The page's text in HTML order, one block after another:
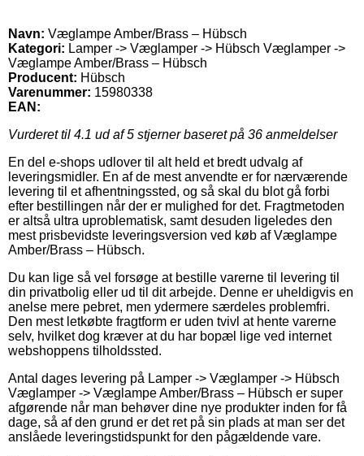
Navn: Væglampe Amber/Brass – Hübsch
Kategori: Lamper -> Væglamper -> Hübsch Væglamper ->
Væglampe Amber/Brass – Hübsch
Producent: Hübsch
Varenummer: 15980338
EAN:
Vurderet til 4.1 ud af 5 stjerner baseret på 36 anmeldelser
En del e-shops udlover til alt held et bredt udvalg af
leveringsmidler. En af de mest anvendte er for nærværende
levering til et afhentningssted, og så skal du blot gå forbi
efter bestillingen når der er mulighed for det. Fragtmetoden
er altså ultra uproblematisk, samt desuden ligeledes den
mest prisbevidste leveringsversion ved køb af Væglampe
Amber/Brass – Hübsch.
Du kan lige så vel forsøge at bestille varerne til levering til
din privatbolig eller ud til dit arbejde. Denne er uheldigvis en
anelse mere pebret, men ydermere særdeles problemfri.
Den mest letkøbte fragtform er uden tvivl at hente varerne
selv, hvilket dog kræver at du har bopæl lige ved internet
webshoppens tilholdssted.
Antal dages levering på Lamper -> Væglamper -> Hübsch
Væglamper -> Væglampe Amber/Brass – Hübsch er super
afgørende når man behøver dine nye produkter inden for få
dage, så af den grund er det ret på sin plads at man ser det
anslåede leveringstidspunkt for den pågældende vare.